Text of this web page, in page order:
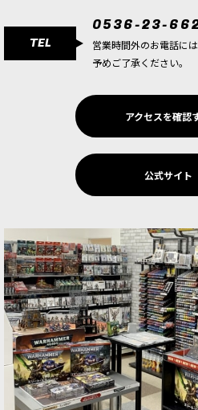
TEL
0536-23-
営業時間外のお電話に
予めご了承ください。
アクセスを確認
公式サイト